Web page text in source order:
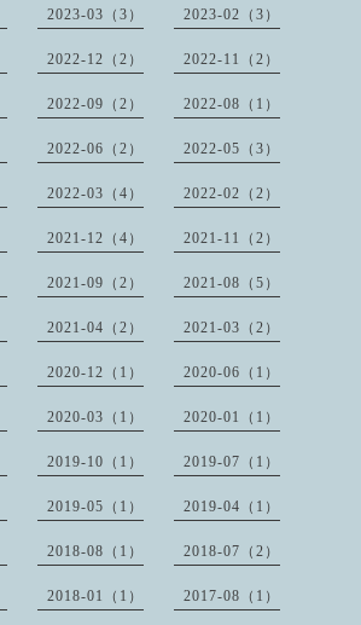
2023-03（3） 2023-02（3）
2022-12（2） 2022-11（2）
2022-09（2） 2022-08（1）
2022-06（2） 2022-05（3）
2022-03（4） 2022-02（2）
2021-12（4） 2021-11（2）
2021-09（2） 2021-08（5）
2021-04（2） 2021-03（2）
2020-12（1） 2020-06（1）
2020-03（1） 2020-01（1）
2019-10（1） 2019-07（1）
2019-05（1） 2019-04（1）
2018-08（1） 2018-07（2）
2018-01（1） 2017-08（1）